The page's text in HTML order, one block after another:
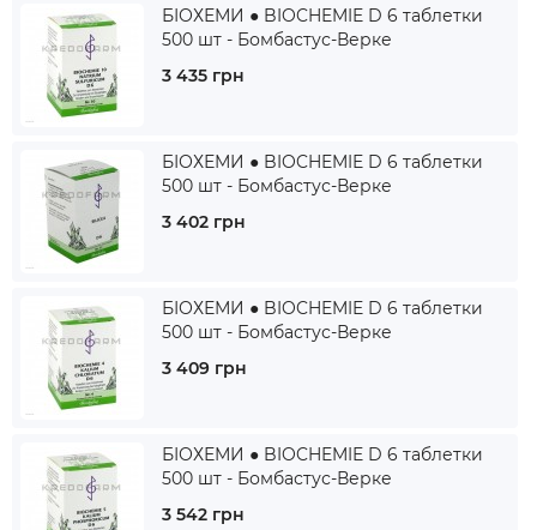
БІОХЕМИ ● BIOCHEMIE D 6 таблетки
500 шт - Бомбастус-Верке
3 435 грн
БІОХЕМИ ● BIOCHEMIE D 6 таблетки
500 шт - Бомбастус-Верке
3 402 грн
БІОХЕМИ ● BIOCHEMIE D 6 таблетки
500 шт - Бомбастус-Верке
3 409 грн
БІОХЕМИ ● BIOCHEMIE D 6 таблетки
500 шт - Бомбастус-Верке
3 542 грн